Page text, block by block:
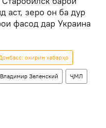
аст, зеро он ба дур
фасод дар Украина
охирин хабарҳо
Владимир Зеленский ҶМЛ